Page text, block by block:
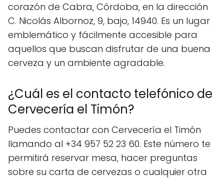
corazón de Cabra, Córdoba, en la dirección
C. Nicolás Albornoz, 9, bajo, 14940. Es un lugar
emblemático y fácilmente accesible para
aquellos que buscan disfrutar de una buena
cerveza y un ambiente agradable.
¿Cuál es el contacto telefónico de
Cervecería el Timón?
Puedes contactar con Cervecería el Timón
llamando al +34 957 52 23 60. Este número te
permitirá reservar mesa, hacer preguntas
sobre su carta de cervezas o cualquier otra